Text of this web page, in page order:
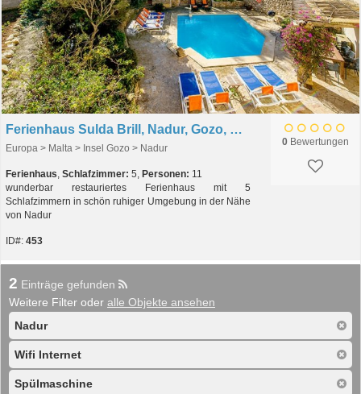
Ferienhaus Sulda Brill, Nadur, Gozo, Malta
Europa > Malta > Insel Gozo > Nadur
Ferienhaus, Schlafzimmer: 5, Personen: 11
wunderbar restauriertes Ferienhaus mit 5
Schlafzimmern in schön ruhiger Umgebung in der Nähe
von Nadur
ID#: 453
0Bewertungen
2 Einträge gefunden
Weitere Filter oder alle Objekte ansehen
Nadur
Wifi Internet
Spülmaschine